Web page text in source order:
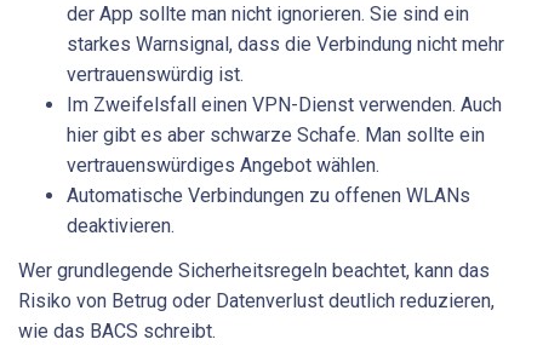
der App sollte man nicht ignorieren. Sie sind ein
starkes Warnsignal, dass die Verbindung nicht mehr
vertrauenswürdig ist.
Im Zweifelsfall einen VPN-Dienst verwenden. Auch
hier gibt es aber schwarze Schafe. Man sollte ein
vertrauenswürdiges Angebot wählen.
Automatische Verbindungen zu offenen WLANs
deaktivieren.
Wer grundlegende Sicherheitsregeln beachtet, kann das
Risiko von Betrug oder Datenverlust deutlich reduzieren,
wie das BACS schreibt.